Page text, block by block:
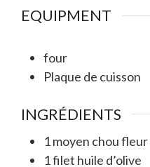
EQUIPMENT
four
Plaque de cuisson
INGRÉDIENTS
1moyen chou fleur
1filet huile d’olive